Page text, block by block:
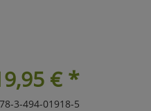
€*
3-494-01918-5